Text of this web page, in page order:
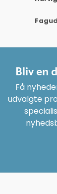
Bliv en
Få
udvalgte